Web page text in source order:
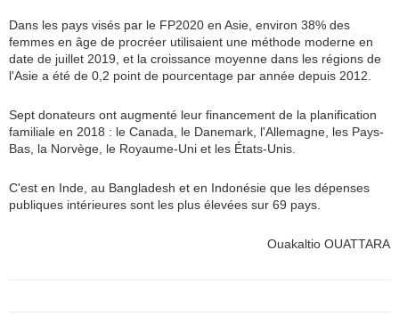
Dans les pays visés par le FP2020 en Asie, environ 38% des
femmes en âge de procréer utilisaient une méthode moderne en
date de juillet 2019, et la croissance moyenne dans les régions de
l'Asie a été de 0,2 point de pourcentage par année depuis 2012.
Sept donateurs ont augmenté leur financement de la planification
familiale en 2018 : le Canada, le Danemark, l'Allemagne, les Pays-
Bas, la Norvège, le Royaume-Uni et les États-Unis.
C'est en Inde, au Bangladesh et en Indonésie que les dépenses
publiques intérieures sont les plus élevées sur 69 pays.
Ouakaltio OUATTARA